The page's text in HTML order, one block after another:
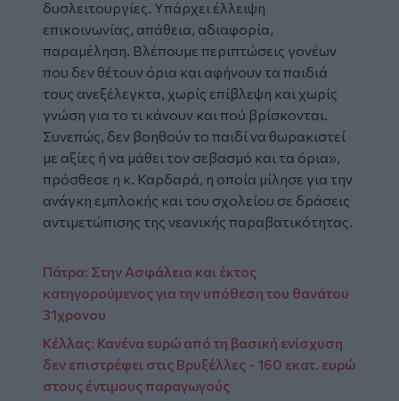
δυσλειτουργίες. Υπάρχει έλλειψη
επικοινωνίας, απάθεια, αδιαφορία,
παραμέληση. Βλέπουμε περιπτώσεις γονέων
που δεν θέτουν όρια και αφήνουν τα παιδιά
τους ανεξέλεγκτα, χωρίς επίβλεψη και χωρίς
γνώση για το τι κάνουν και πού βρίσκονται.
Συνεπώς, δεν βοηθούν το παιδί να θωρακιστεί
με αξίες ή να μάθει τον σεβασμό και τα όρια»,
πρόσθεσε η κ. Καρδαρά, η οποία μίλησε για την
ανάγκη εμπλοκής και του σχολείου σε δράσεις
αντιμετώπισης της νεανικής παραβατικότητας.
Πάτρα: Στην Ασφάλεια και έκτος
κατηγορούμενος για την υπόθεση του θανάτου
31χρονου
Κέλλας: Κανένα ευρώ από τη βασική ενίσχυση
δεν επιστρέφει στις Βρυξέλλες - 160 εκατ. ευρώ
στους έντιμους παραγωγούς